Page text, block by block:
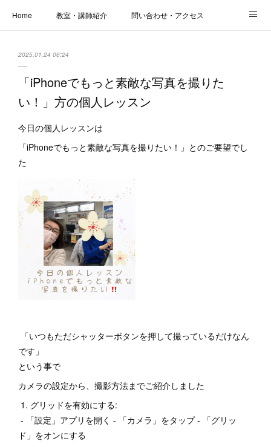
Home 教室・講師紹介 問い合わせ・アクセス
2025.01.24 06:24
「iPhoneでもっと素敵な写真を撮りた
い！」方の個人レッスン
今日の個人レッスンは
「iPhoneでもっと素敵な写真を撮りたい！」とのご要望でし
た
「いつもただシャッターボタンを押して撮っているだけなん
です」
という事で
カメラの設定から、撮影方法までご紹介しました
1. グリッドを有効にする:
- 「設定」アプリを開く - 「カメラ」をタップ - 「グリッ
ド」をオンにする